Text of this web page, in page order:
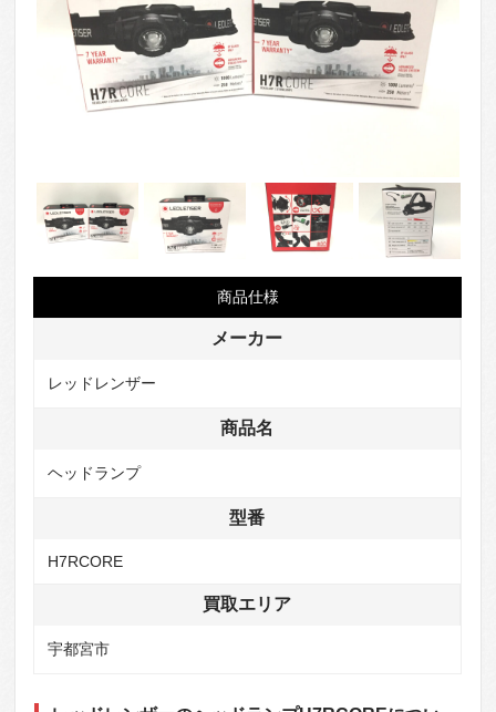
商品仕様
メーカー
レッドレンザー
商品名
ヘッドランプ
型番
H7RCORE
買取エリア
宇都宮市